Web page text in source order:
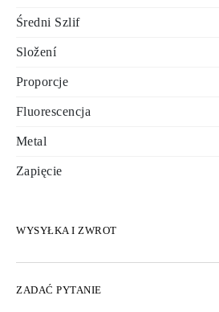
Średni Szlif
Složení
Proporcje
Fluorescencja
Metal
Zapięcie
WYSYŁKA I ZWROT
ZADAĆ PYTANIE